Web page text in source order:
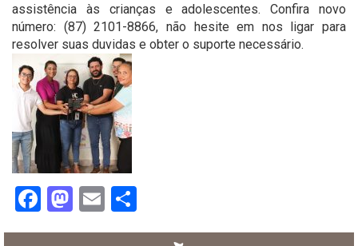
assistência às crianças e adolescentes. Confira novo
número: (87) 2101-8866, não hesite em nos ligar para
resolver suas duvidas e obter o suporte necessário.
Facebook
Mastodon
Email